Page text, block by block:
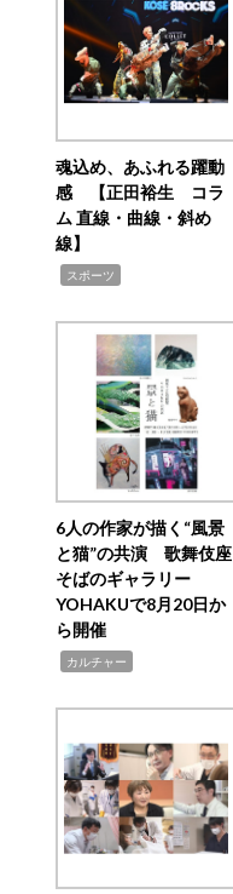
魂込め、あふれる躍動
感 【正田裕生 コラ
ム 直線・曲線・斜め
線】
スポーツ
6人の作家が描く“風景
と猫”の共演 歌舞伎座
そばのギャラリー
YOHAKUで8月20日か
ら開催
カルチャー